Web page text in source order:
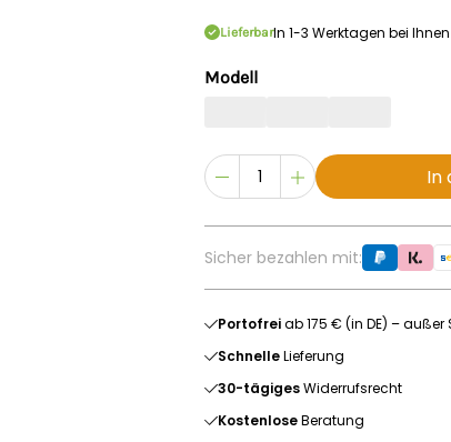
LieferbarIn 1-3 Werktagen bei Ihnen
Modell
In
Sicher bezahlen mit:
Portofreiab 175 € (in DE) – außer
SchnelleLieferung
30-tägigesWiderrufsrecht
KostenloseBeratung